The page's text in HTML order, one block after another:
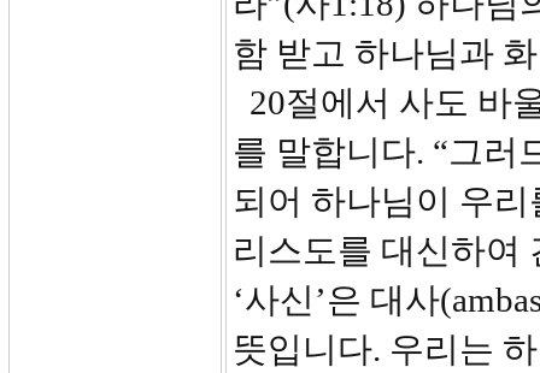
함 받고 하나님과
20절에서 사도 바
를 말합니다. “그러
되어 하나님이 우
리스도를 대신하여
‘사신’은 대사
뜻입니다. 우리는